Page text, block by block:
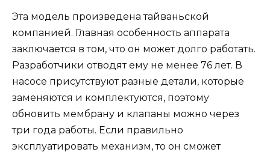
Эта модель произведена тайваньской
компанией. Главная особенность аппарата
заключается в том, что он может долго работать.
Разработчики отводят ему не менее 76 лет. В
насосе присутствуют разные детали, которые
заменяются и комплектуются, поэтому
обновить мембрану и клапаны можно через
три года работы. Если правильно
эксплуатировать механизм, то он сможет